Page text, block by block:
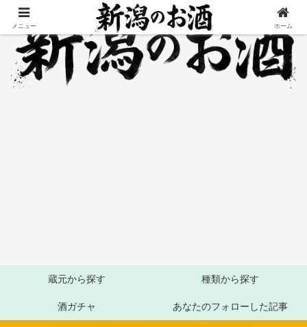
蔵元から探す 種類から探す
酒ガチャ あなたのフォローした記事
メニュー ホーム